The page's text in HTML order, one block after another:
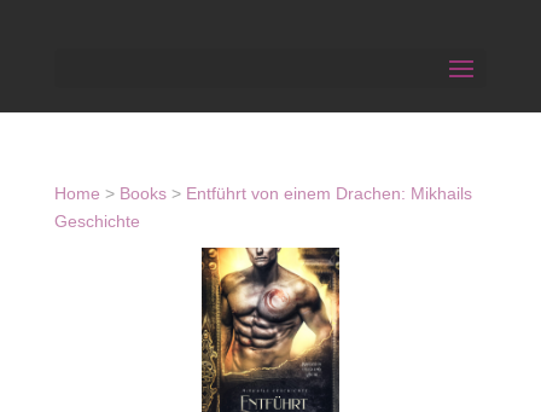
Home > Books> Entführt von einem Drachen: Mikhails
Geschichte